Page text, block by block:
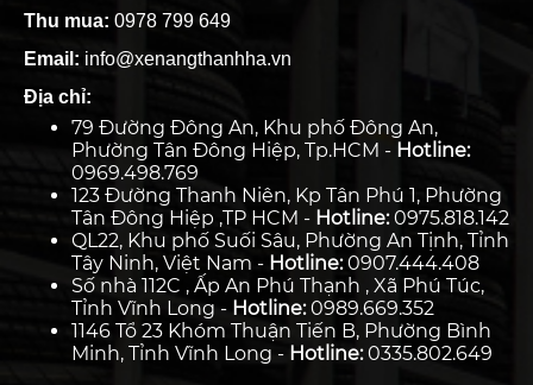
Thu mua: 0978 799 649
Email: info@xenangthanhha.vn
Địa chỉ:
79 Đường Đông An, Khu phố Đông An,
Phường Tân Đông Hiệp, Tp.HCM - Hotline:
0969.498.769
123 Đường Thanh Niên, Kp Tân Phú 1, Phường
Tân Đông Hiệp ,TP HCM - Hotline:0975.818.142
QL22, Khu phố Suối Sâu, Phường An Tịnh, Tỉnh
Tây Ninh, Việt Nam - Hotline:0907.444.408
Số nhà 112C , Ấp An Phú Thạnh , Xã Phú Túc,
Tỉnh Vĩnh Long - Hotline:0989.669.352
1146 Tổ 23 Khóm Thuận Tiến B, Phường Bình
Minh, Tỉnh Vĩnh Long - Hotline:0335.802.649